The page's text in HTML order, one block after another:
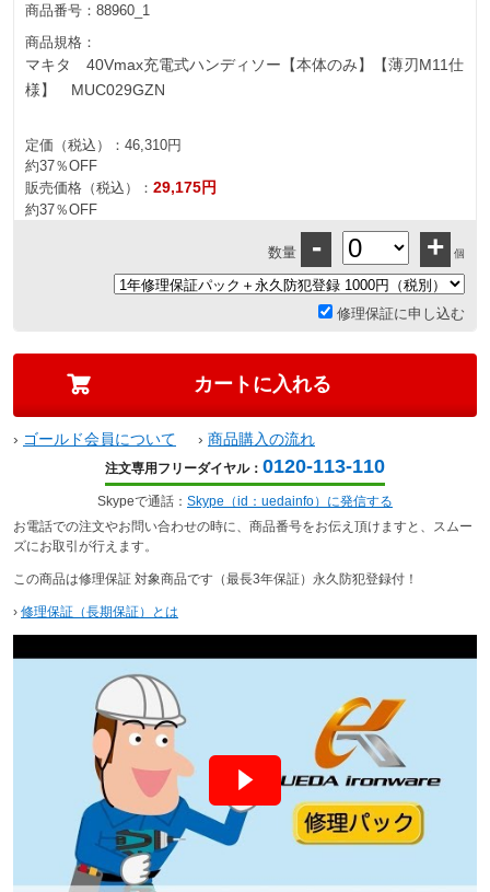
商品番号： 88960_1
商品規格：
マキタ 40Vmax充電式ハンディソー【本体のみ】【薄刃M11仕
様】 MUC029GZN
定価（税込）： 46,310円
約37％OFF
販売価格（税込）： 29,175円
約37％OFF
数量 - + 個
修理保証に申し込む
› ゴールド会員について › 商品購入の流れ
注文専用フリーダイヤル： 0120-113-110
Skypeで通話： Skype（id：uedainfo）に発信する
お電話での注文やお問い合わせの時に、商品番号をお伝え頂けますと、スムー
ズにお取引が行えます。
この商品は修理保証 対象商品です（最長3年保証）永久防犯登録付！
› 修理保証（長期保証）とは